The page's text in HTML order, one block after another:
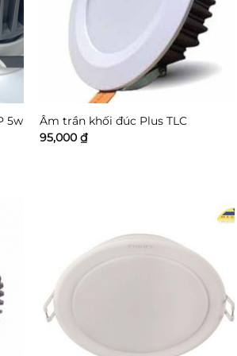
5w
Âm trần khối đúc Plus TLC
95,000₫